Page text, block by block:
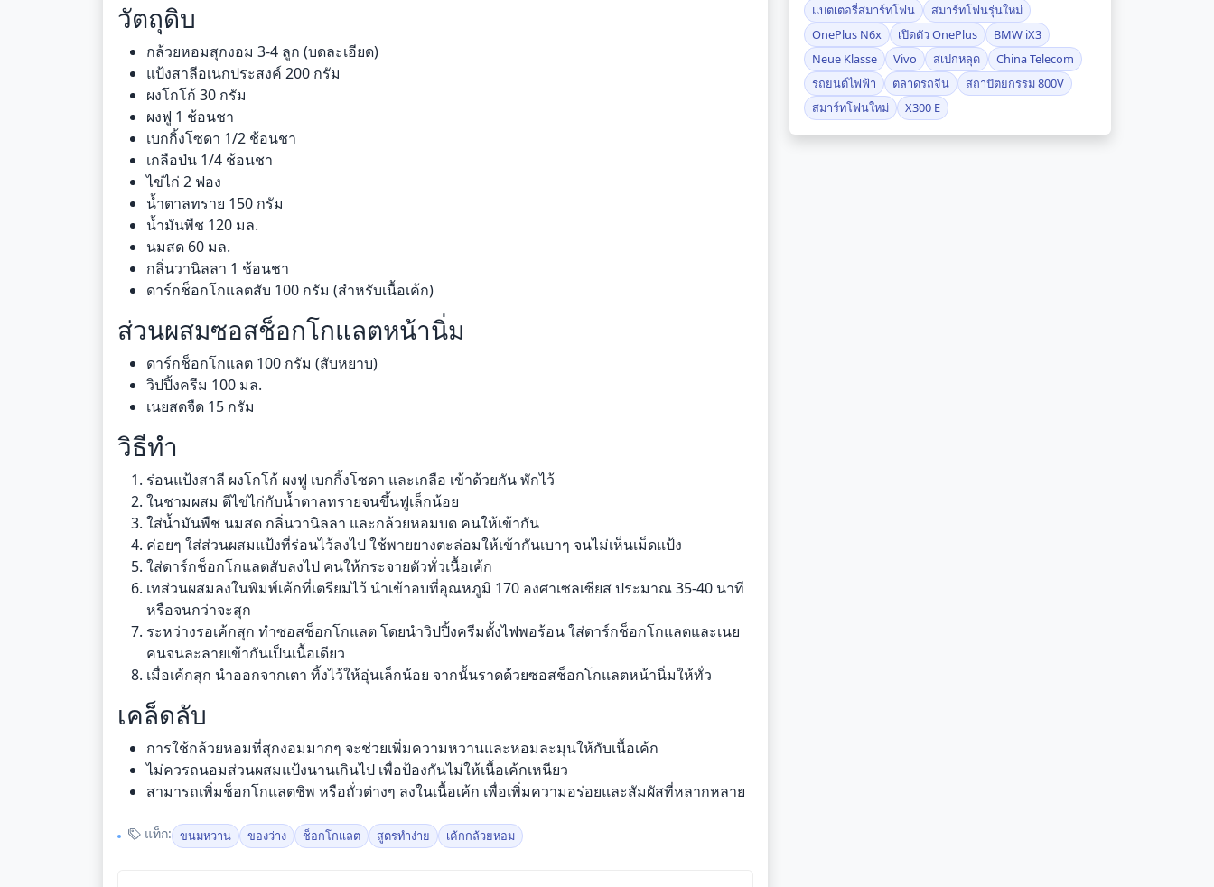
วัตถุดิบ
กล้วยหอมสุกงอม 3-4 ลูก (บดละเอียด)
แป้งสาลีอเนกประสงค์ 200 กรัม
ผงโกโก้ 30 กรัม
ผงฟู 1 ช้อนชา
เบกกิ้งโซดา 1/2 ช้อนชา
เกลือป่น 1/4 ช้อนชา
ไข่ไก่ 2 ฟอง
น้ำตาลทราย 150 กรัม
น้ำมันพืช 120 มล.
นมสด 60 มล.
กลิ่นวานิลลา 1 ช้อนชา
ดาร์กช็อกโกแลตสับ 100 กรัม (สำหรับเนื้อเค้ก)
ส่วนผสมซอสช็อกโกแลตหน้านิ่ม
ดาร์กช็อกโกแลต 100 กรัม (สับหยาบ)
วิปปิ้งครีม 100 มล.
เนยสดจืด 15 กรัม
วิธีทำ
ร่อนแป้งสาลี ผงโกโก้ ผงฟู เบกกิ้งโซดา และเกลือ เข้าด้วยกัน พักไว้
ในชามผสม ตีไข่ไก่กับน้ำตาลทรายจนขึ้นฟูเล็กน้อย
ใส่น้ำมันพืช นมสด กลิ่นวานิลลา และกล้วยหอมบด คนให้เข้ากัน
ค่อยๆ ใส่ส่วนผสมแป้งที่ร่อนไว้ลงไป ใช้พายยางตะล่อมให้เข้ากันเบาๆ จนไม่เห็นเม็ดแป้ง
ใส่ดาร์กช็อกโกแลตสับลงไป คนให้กระจายตัวทั่วเนื้อเค้ก
เทส่วนผสมลงในพิมพ์เค้กที่เตรียมไว้ นำเข้าอบที่อุณหภูมิ 170 องศาเซลเซียส ประมาณ 35-40 นาที
หรือจนกว่าจะสุก
ระหว่างรอเค้กสุก ทำซอสช็อกโกแลต โดยนำวิปปิ้งครีมตั้งไฟพอร้อน ใส่ดาร์กช็อกโกแลตและเนย
คนจนละลายเข้ากันเป็นเนื้อเดียว
เมื่อเค้กสุก นำออกจากเตา ทิ้งไว้ให้อุ่นเล็กน้อย จากนั้นราดด้วยซอสช็อกโกแลตหน้านิ่มให้ทั่ว
เคล็ดลับ
การใช้กล้วยหอมที่สุกงอมมากๆ จะช่วยเพิ่มความหวานและหอมละมุนให้กับเนื้อเค้ก
ไม่ควรถนอมส่วนผสมแป้งนานเกินไป เพื่อป้องกันไม่ให้เนื้อเค้กเหนียว
สามารถเพิ่มช็อกโกแลตชิพ หรือถั่วต่างๆ ลงในเนื้อเค้ก เพื่อเพิ่มความอร่อยและสัมผัสที่หลากหลาย
แท็ก: ขนมหวาน ของว่าง ช็อกโกแลต สูตรทำง่าย เค้กกล้วยหอม
แบตเตอรี่สมาร์ทโฟน
สมาร์ทโฟนรุ่นใหม่
OnePlus N6x
เปิดตัว OnePlus
BMW iX3
Neue Klasse
Vivo สเปกหลุด
China Telecom
รถยนต์ไฟฟ้า
ตลาดรถจีน
สถาปัตยกรรม 800V
สมาร์ทโฟนใหม่
X300 E